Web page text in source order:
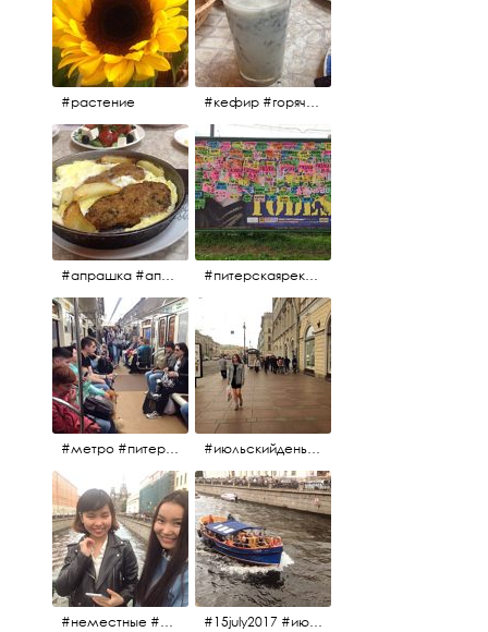
#растение #кефир #горячийкефир #национальноеблюдо #лаваш #вкусно
#апрашка #апраксиндвор #кафенаапрашке #куринаякотлетанасковороде #сковородка #кафедлясвоих #питерскаяреклама #todes #куколки #окраинапитера #фрунзенскийрайон
#метро #питерскоеметро #невскаялиния #июльскийдень2017 #15july2017 #невский
#неместные #июльскийдень2017 #15july2017 #июльскийдень2017 #катерок #bonfire